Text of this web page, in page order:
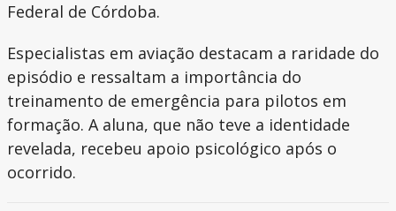
Federal de Córdoba.
Especialistas em aviação destacam a raridade do
episódio e ressaltam a importância do
treinamento de emergência para pilotos em
formação. A aluna, que não teve a identidade
revelada, recebeu apoio psicológico após o
ocorrido.